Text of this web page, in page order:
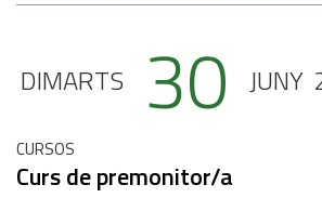
DIMARTS 30 JUNY
CURSOS
Curs de premonitor/a